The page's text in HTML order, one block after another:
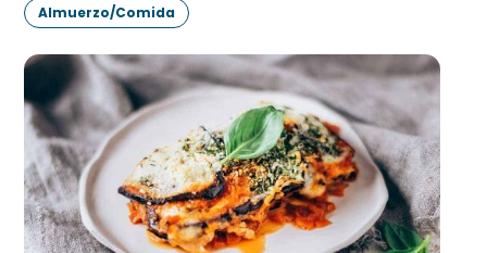
Almuerzo/Comida
Berenjena al gratén